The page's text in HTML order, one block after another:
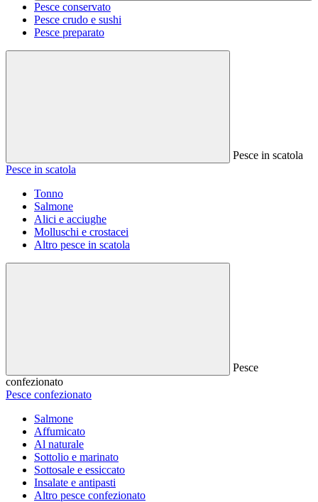
Pesce conservato
Pesce crudo e sushi
Pesce preparato
Pesce in scatola
Pesce in scatola
Tonno
Salmone
Alici e acciughe
Molluschi e crostacei
Altro pesce in scatola
Pesce
confezionato
Pesce confezionato
Salmone
Affumicato
Al naturale
Sottolio e marinato
Sottosale e essiccato
Insalate e antipasti
Altro pesce confezionato